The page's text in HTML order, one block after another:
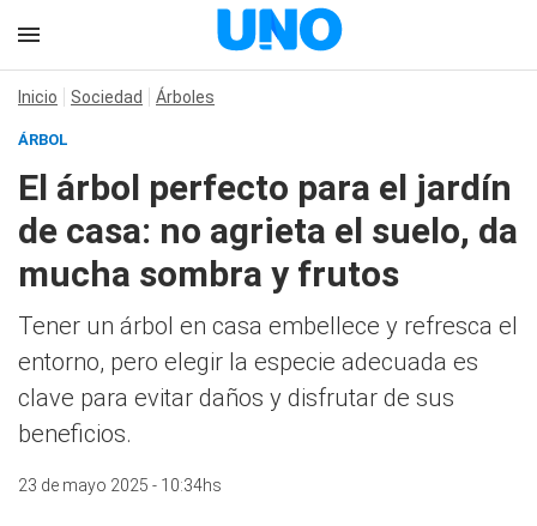
Inicio Sociedad Árboles
ÁRBOL
El árbol perfecto para el jardín
de casa: no agrieta el suelo, da
mucha sombra y frutos
Tener un árbol en casa embellece y refresca el
entorno, pero elegir la especie adecuada es
clave para evitar daños y disfrutar de sus
beneficios.
23 de mayo 2025 - 10:34hs